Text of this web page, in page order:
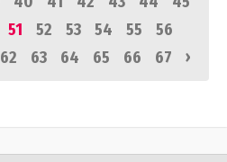
51 52 53 54 55
56
62 63 64 65 66 67 ›